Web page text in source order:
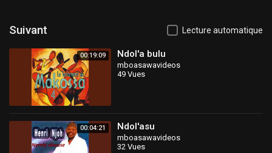
Suivant Lecture automatique
00:19:09 Ndol'a bulu
mboasawavideos
49 Vues
00:04:21 Ndol'asu
mboasawavideos
32 Vues